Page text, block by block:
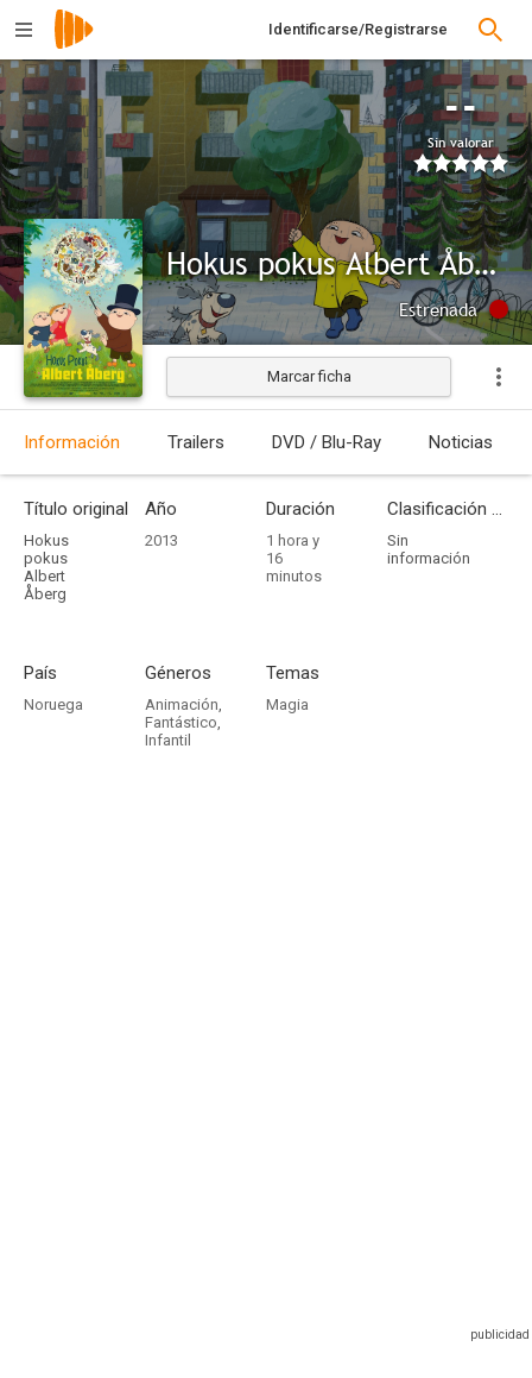
Identificarse/Registrarse
--
Sin valorar
Hokus pokus Albert Åberg
Estrenada
Marcar ficha
Información Trailers DVD / Blu-Ray Noticias
Título original
Hokus
pokus
Albert
Åberg
Año
2013
Duración
1 hora y
16
minutos
Clasificación por edades
Sin
información
País
Noruega
Géneros
Animación,
Fantástico,
Infantil
Temas
Magia